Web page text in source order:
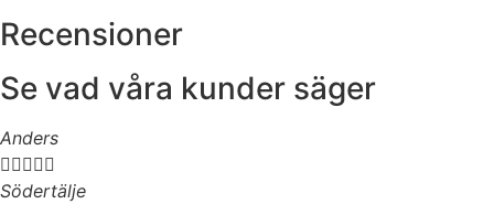
Recensioner
Se vad våra kunder säger
Anders

Södertälje